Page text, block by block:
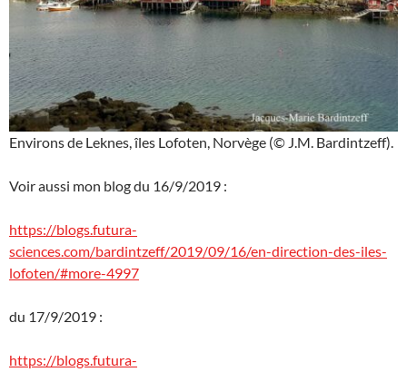
Environs de Leknes, îles Lofoten, Norvège (© J.M. Bardintzeff).
Voir aussi mon blog du 16/9/2019 :
https://blogs.futura-
sciences.com/bardintzeff/2019/09/16/en-direction-des-iles-
lofoten/#more-4997
du 17/9/2019 :
https://blogs.futura-